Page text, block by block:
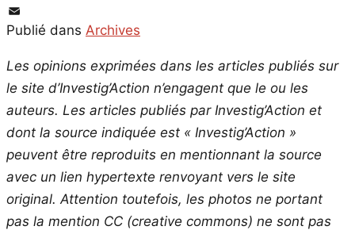
PrintFriendly
Email
Publié dans Archives
Les opinions exprimées dans les articles publiés sur
le site d’Investig’Action n’engagent que le ou les
auteurs. Les articles publiés par Investig’Action et
dont la source indiquée est « Investig’Action »
peuvent être reproduits en mentionnant la source
avec un lien hypertexte renvoyant vers le site
original. Attention toutefois, les photos ne portant
pas la mention CC (creative commons) ne sont pas